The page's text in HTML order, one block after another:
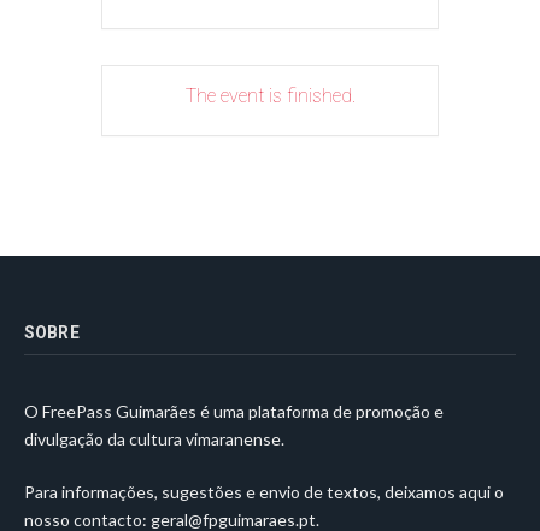
The event is finished.
SOBRE
O FreePass Guimarães é uma plataforma de promoção e
divulgação da cultura vimaranense.
Para informações, sugestões e envio de textos, deixamos aqui o
nosso contacto: geral@fpguimaraes.pt.